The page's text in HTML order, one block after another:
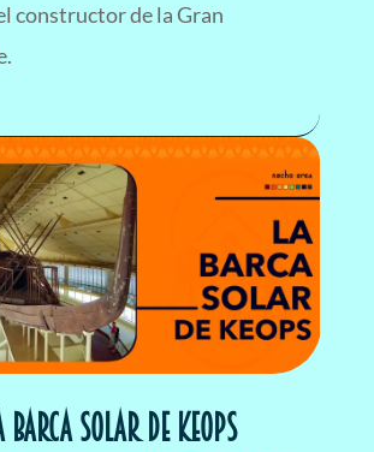
constructor de la Gran
barca solar de KEOPS